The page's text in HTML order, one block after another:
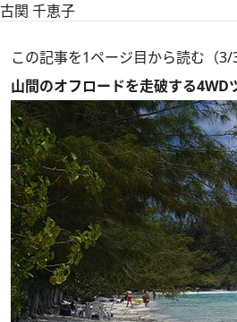
古関 千恵子
この記事を1ページ目から読む（3/
山間のオフロードを走破する4WD